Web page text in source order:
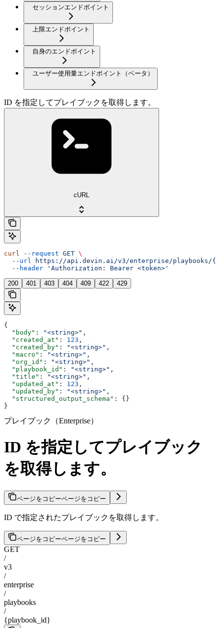
セッションエンドポイント
上限エンドポイント
自身のエンドポイント
ユーザー使用量エンドポイント（ベータ）
ID を指定してプレイブックを取得します。
cURL
curl --request GET \
  --url
https://api.devin.ai/v3/enterprise/playbooks/
  --header
'Authorization: Bearer <token>'
200 401 403 404 409 422 429
{
  "body"
: "<string>" ,
  "created_at"
: 123 ,
  "created_by"
: "<string>" ,
  "macro"
: "<string>" ,
  "org_id"
: "<string>" ,
  "playbook_id"
: "<string>" ,
  "title"
: "<string>" ,
  "updated_at"
: 123 ,
  "updated_by"
: "<string>" ,
  "structured_output_schema"
: {}
}
プレイブック（Enterprise）
ID を指定してプレイブック
を取得します。
ページをコピーページをコピー
ID で指定されたプレイブックを取得します。
ページをコピーページをコピー
GET
/
v3
/
enterprise
/
playbooks
/
{playbook_id}